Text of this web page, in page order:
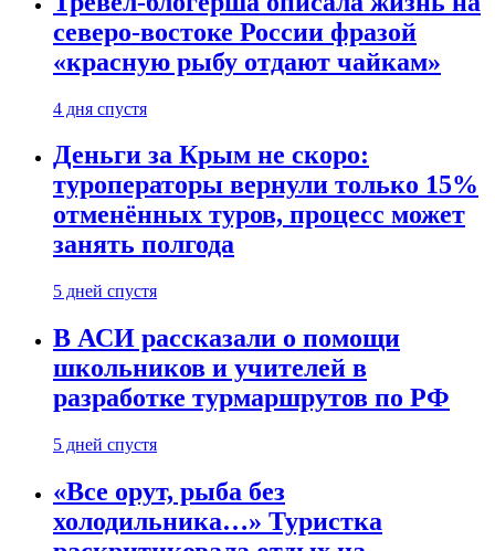
северо-востоке России фразой
«красную рыбу отдают чайкам»
4 дня спустя
Деньги за Крым не скоро:
туроператоры вернули только 15%
отменённых туров, процесс может
занять полгода
5 дней спустя
В АСИ рассказали о помощи
школьников и учителей в
разработке турмаршрутов по РФ
5 дней спустя
«Все орут, рыба без
холодильника…» Туристка